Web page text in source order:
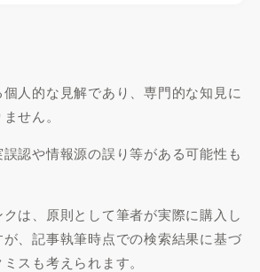
人的な見解であり、専門的な知見に
せん。
認や情報源の誤り等がある可能性も
は、原則として筆者が実際に購入し
、記事執筆時点での検索結果に基づ
スも考えられます。